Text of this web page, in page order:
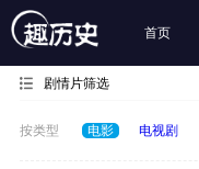
首页
剧情片筛选
按类型 电影 电视剧